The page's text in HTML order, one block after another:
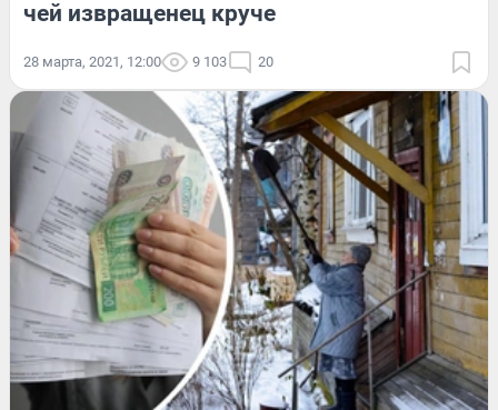
чей извращенец круче
28 марта, 2021, 12:00 9 103 20